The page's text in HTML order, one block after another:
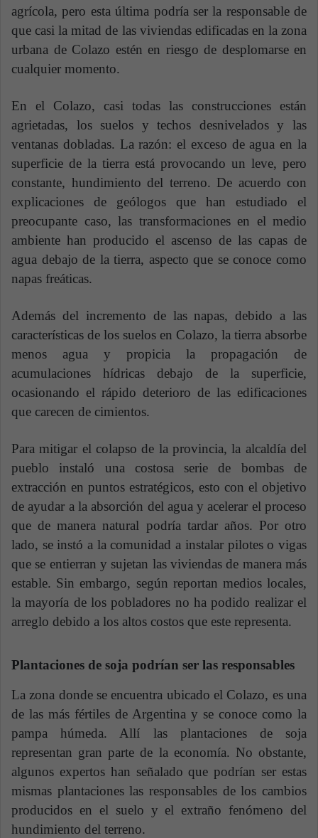
agrícola, pero esta última podría ser la responsable de
que casi la mitad de las viviendas edificadas en la zona
urbana de Colazo estén en riesgo de desplomarse en
cualquier momento.
En el Colazo, casi todas las construcciones están
agrietadas, los suelos y techos desnivelados y las
ventanas dobladas. La razón: el exceso de agua en la
superficie de la tierra está provocando un leve, pero
constante, hundimiento del terreno. De acuerdo con
explicaciones de geólogos que han estudiado el
preocupante caso, las transformaciones en el medio
ambiente han producido el ascenso de las capas de
agua debajo de la tierra, aspecto que se conoce como
napas freáticas.
Además del incremento de las napas, debido a las
características de los suelos en Colazo, la tierra absorbe
menos agua y propicia la propagación de
acumulaciones hídricas debajo de la superficie,
ocasionando el rápido deterioro de las edificaciones
que carecen de cimientos.
Para mitigar el colapso de la provincia, la alcaldía del
pueblo instaló una costosa serie de bombas de
extracción en puntos estratégicos, esto con el objetivo
de ayudar a la absorción del agua y acelerar el proceso
que de manera natural podría tardar años. Por otro
lado, se instó a la comunidad a instalar pilotes o vigas
que se entierran y sujetan las viviendas de manera más
estable. Sin embargo, según reportan medios locales,
la mayoría de los pobladores no ha podido realizar el
arreglo debido a los altos costos que este representa.
Plantaciones de soja podrían ser las responsables
La zona donde se encuentra ubicado el Colazo, es una
de las más fértiles de Argentina y se conoce como la
pampa húmeda. Allí las plantaciones de soja
representan gran parte de la economía. No obstante,
algunos expertos han señalado que podrían ser estas
mismas plantaciones las responsables de los cambios
producidos en el suelo y el extraño fenómeno del
hundimiento del terreno.